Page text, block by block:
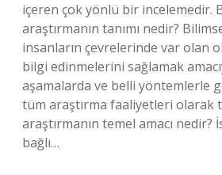
içeren çok yönlü bir incelemedir.
araştırmanın tanımı nedir?
insanların çevrelerinde var olan
bilgi edinmelerini sağlamak
aşamalarda ve belli yöntemlerle
tüm araştırma faaliyetleri olarak
araştırmanın temel amacı
bağlı…